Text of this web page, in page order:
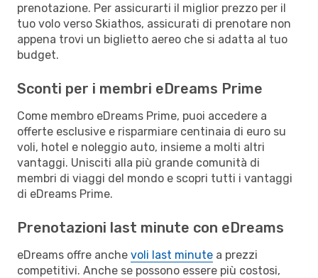
prenotazione. Per assicurarti il miglior prezzo per il
tuo volo verso Skiathos, assicurati di prenotare non
appena trovi un biglietto aereo che si adatta al tuo
budget.
Sconti per i membri eDreams Prime
Come membro eDreams Prime, puoi accedere a
offerte esclusive e risparmiare centinaia di euro su
voli, hotel e noleggio auto, insieme a molti altri
vantaggi. Unisciti alla più grande comunità di
membri di viaggi del mondo e scopri tutti i vantaggi
di eDreams Prime.
Prenotazioni last minute con eDreams
eDreams offre anche voli last minute a prezzi
competitivi. Anche se possono essere più costosi,